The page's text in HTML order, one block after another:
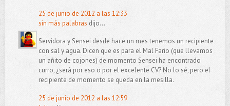
25 de junio de 2012 a las 12:33
sin más palabras dijo...
Servidora y Sensei desde hace un mes tenemos un recipiente
con sal y agua. Dicen que es para el Mal Fario (que llevamos
un añito de cojones) de momento Sensei ha encontrado
curro, ¿será por eso o por el excelente CV? No lo sé, pero el
recipiente de momento se queda en la mesilla.
25 de junio de 2012 a las 12:59